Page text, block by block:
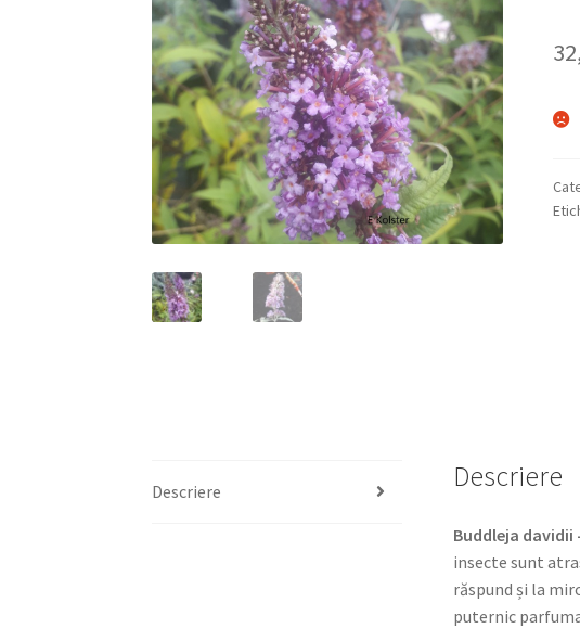
Descriere Descriere
Buddleja davidii
insecte sunt
răspund și la
puternic